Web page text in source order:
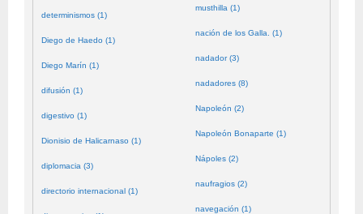
determinismos (1)
Diego de Haedo (1)
Diego Marín (1)
difusión (1)
digestivo (1)
Dionisio de Halicarnaso (1)
diplomacia (3)
directorio internacional (1)
musthilla (1)
nación de los Galla. (1)
nadador (3)
nadadores (8)
Napoleón (2)
Napoleón Bonaparte (1)
Nápoles (2)
naufragios (2)
navegación (1)